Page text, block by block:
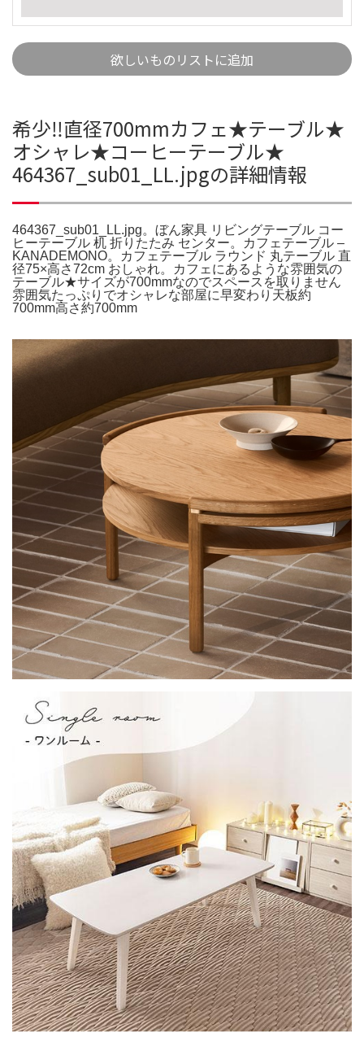
欲しいものリストに追加
希少‼︎直径700mmカフェ★テーブル★
オシャレ★コーヒーテーブル★
464367_sub01_LL.jpgの詳細情報
464367_sub01_LL.jpg。ぼん家具 リビングテーブル コー
ヒーテーブル 机 折りたたみ センター。カフェテーブル –
KANADEMONO。カフェテーブル ラウンド 丸テーブル 直
径75×高さ72cm おしゃれ。カフェにあるような雰囲気の
テーブル★サイズが700mmなのでスペースを取りません
雰囲気たっぷりでオシャレな部屋に早変わり天板約
700mm高さ約700mm